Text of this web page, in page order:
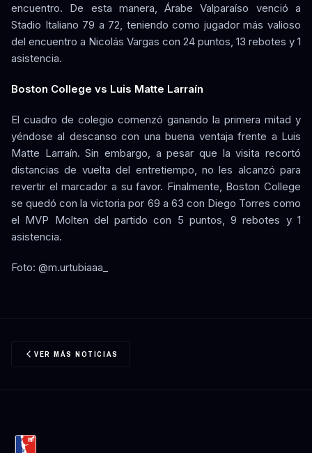
encuentro. De esta manera, Árabe Valparaíso venció a
Stadio Italiano 79 a 72, teniendo como jugador más valioso
del encuentro a Nicolás Vargas con 24 puntos, 13 rebotes y 1
asistencia.
Boston College vs Luis Matte Larraín
El cuadro de colegio comenzó ganando la primera mitad y
yéndose al descanso con una buena ventaja frente a Luis
Matte Larraín. Sin embargo, a pesar que la visita recortó
distancias de vuelta del entretiempo, no les alcanzó para
revertir el marcador a su favor. Finalmente, Boston College
se quedó con la victoria por 69 a 63 con Diego Torres como
el MVP Molten del partido con 5 puntos, 9 rebotes y 1
asistencia.
Foto: @m.urtubiaaa_
VER MÁS NOTICIAS